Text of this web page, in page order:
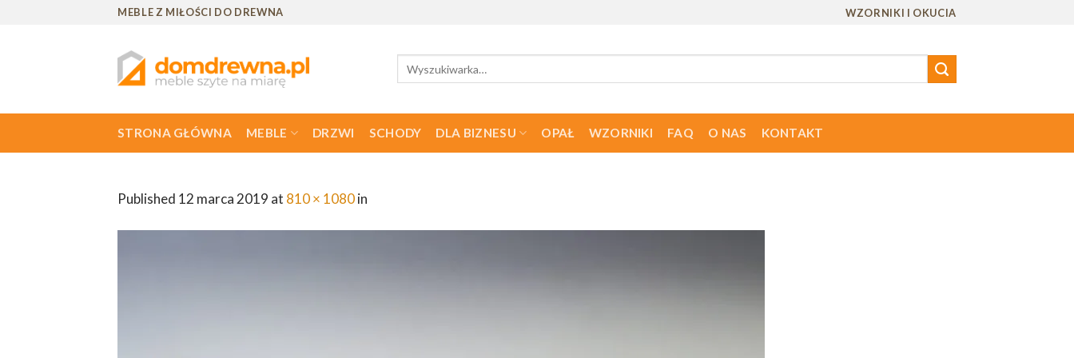
MEBLE Z MIŁOŚCI DO DREWNA WZORNIKI I OKUCIA
STRONA GŁÓWNA MEBLE DRZWI SCHODY DLA BIZNESU OPAŁ WZORNIKI FAQ O NAS KONTAKT
Published 12 marca 2019 at 810 × 1080in